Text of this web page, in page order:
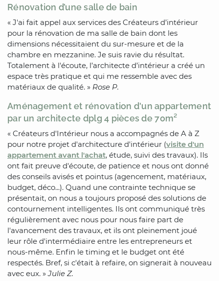
Rénovation d’une salle de bain
« J'ai fait appel aux services des Créateurs d’intérieur
pour la rénovation de ma salle de bain dont les
dimensions nécessitaient du sur-mesure et de la
chambre en mezzanine. Je suis ravie du résultat.
Totalement à l'écoute, l’architecte d’intérieur a créé un
espace très pratique et qui me ressemble avec des
matériaux de qualité. » Rose P.
Aménagement et rénovation d'un appartement
par un architecte dplg 4 pièces de 70m²
« Créateurs d'Intérieur nous a accompagnés de A à Z
pour notre projet d'architecture d'intérieur (visite d'un
appartement avant l'achat, étude, suivi des travaux). Ils
ont fait preuve d'écoute, de patience et nous ont donné
des conseils avisés et pointus (agencement, matériaux,
budget, déco...). Quand une contrainte technique se
présentait, on nous a toujours proposé des solutions de
contournement intelligentes. Ils ont communiqué très
régulièrement avec nous pour nous faire part de
l'avancement des travaux, et ils ont pleinement joué
leur rôle d'intermédiaire entre les entrepreneurs et
nous-même. Enfin le timing et le budget ont été
respectés. Bref, si c'était à refaire, on signerait à nouveau
avec eux. »Julie Z.